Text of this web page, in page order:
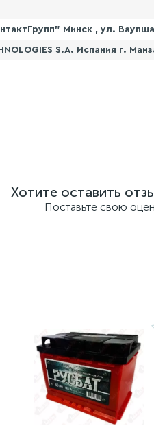
Минск , ул.
S.A. Испания г.
Хотите оставить
Поставьте свою